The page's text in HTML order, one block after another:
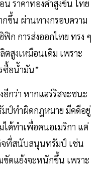
น ราคาทองคำสูงขึ้น ไทย
ขึ้น ผ่านทางกรอบความ
ก การส่งออกไทย ทรง ๆ
สูงเหมือนเดิม เพราะ
ซื้อน้ำมัน”
อีกว่า หากแฮร์ริสจะชนะ
มป์ทำผิดกฎหมาย มีคดีอยู่
ด้ทำเพื่อคนอเมริกา แต่
จที่สนับสนุนทรัมป์ เช่น
ขัดแย้งจะหนักขึ้น เพราะ